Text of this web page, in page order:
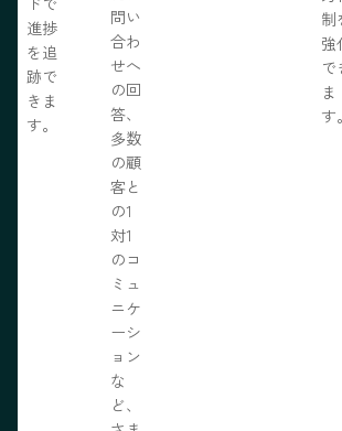
進捗
を追
跡で
きま
す。
問い
合わ
せへ
の回
答、
多数
の顧
客と
の1
対1
のコ
ミュ
ニケ
ーシ
ョン
な
ど、
制
強
で
ま
す。